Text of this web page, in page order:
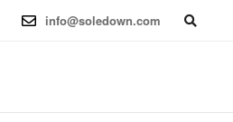
info@soledown.com